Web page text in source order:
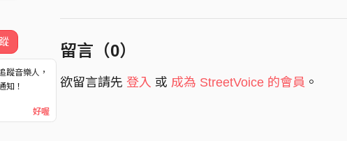
蹤音樂人，
知！
好喔
留言（0）
欲留言請先 登入 或 成為 StreetVoice 的會員 。